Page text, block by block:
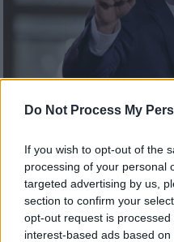
Do Not Process My
If you wish to opt-out of the
processing of your personal
targeted advertising by us,
section to confirm your
opt-out request is
interest-based ads based
Κόσμος|16.03.2025 23:15
ΗΠΑ: Απέλασαν
στο Ελ Σαλβαδόρ
μπλόκο